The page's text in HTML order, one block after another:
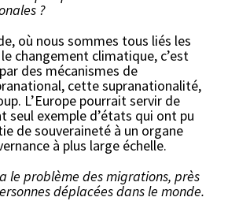
?
où nous sommes tous liés les
changement climatique, c’est
des mécanismes de
cette supranationalité,
L’Europe pourrait servir de
seul exemple d’états qui ont pu
de souveraineté à un organe
à plus large échelle.
le problème des migrations, près
déplacées dans le monde.